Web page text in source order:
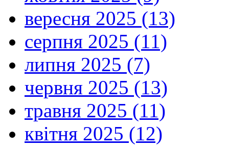
вересня 2025 (13)
серпня 2025 (11)
липня 2025 (7)
червня 2025 (13)
травня 2025 (11)
квітня 2025 (12)